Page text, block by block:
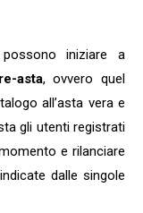
iniziare a
asta, ovvero quel
all’asta vera e
gli utenti registrati
e rilanciare
dalle singole